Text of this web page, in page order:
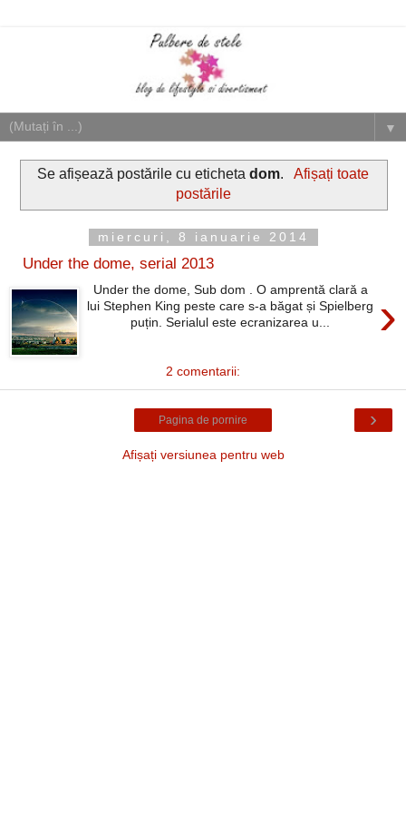
▼
Se afișează postările cu etichetadom.
Afișați toate
postările
miercuri, 8 ianuarie 2014
Under the dome, serial 2013
›
Under the dome, Sub dom . O amprentă clară a
lui Stephen King peste care s-a băgat și Spielberg
puțin. Serialul este ecranizarea u...
2 comentarii:
›
Pagina de pornire
Afișați versiunea pentru web